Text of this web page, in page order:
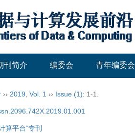
刊简介 编委会 青年编委会
›› 2019, Vol. 1 ›› Issue (1): 1-1.
算平台”专刊